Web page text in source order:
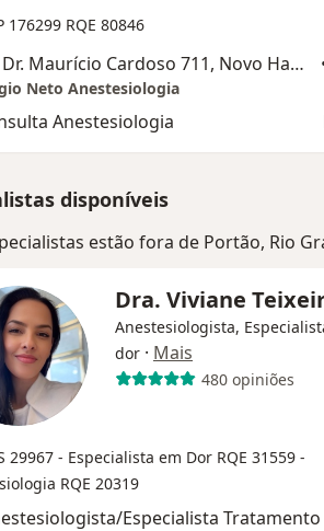
176299 RQE 80846
Av. Dr. Maurício Cardoso 711, Novo Hamburgo
Neto Anestesiologia
Anestesiologia
disponíveis
estão fora de Portão, Rio
Dra. Viviane
Anestesiologista,
dor · Mais
480 opiniões
29967 - Especialista em Dor RQE 31559 -
RQE 20319
Especialista Tratamento